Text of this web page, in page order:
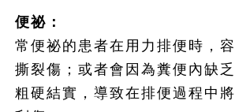
便祕：
常便祕的患者在用力排便時，
撕裂傷；或者會因為糞便內缺
粗硬結實，導致在排便過程中